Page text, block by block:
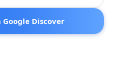
Google Discover